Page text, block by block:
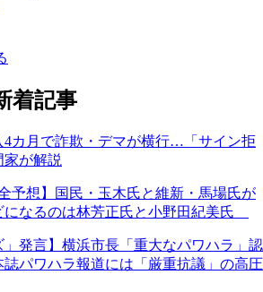
着記事
4カ月で詐欺・デマが横行…「サイン拒
が解説
予想】国民・玉木氏と維新・馬場氏が
なるのは林芳正氏と小野田紀美氏
」発言】横浜市長「重大なパワハラ」認
パワハラ報道には「厳重抗議」の高圧